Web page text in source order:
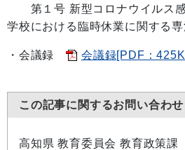
第１号 新型コロナウイルス感
学校における臨時休業に関する専
・会議録 会議録[PDF：
この記事に関するお問い合わせ
高知県 教育委員会 教育政策課